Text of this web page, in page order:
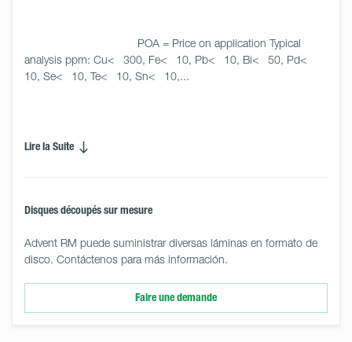
analysis ppm: Cu<   300, Fe<   10, Pb<   10, Bi<   50, Pd<
10, Se<   10, Te<   10, Sn<   10,...
Lire la Suite
Disques découpés sur mesure
Advent RM puede suministrar diversas láminas en formato de
disco. Contáctenos para más información.
Faire une demande